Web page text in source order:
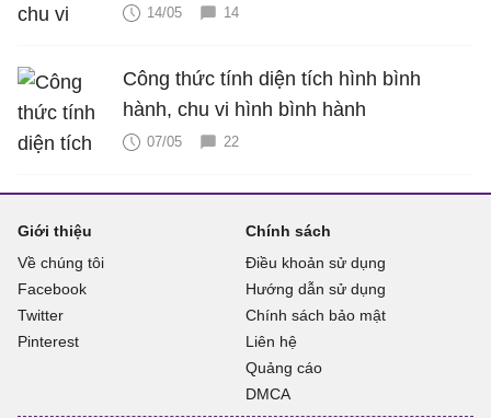
14/05 14
Công thức tính diện tích hình bình
hành, chu vi hình bình hành
07/05 22
Giới thiệu
Về chúng tôi
Facebook
Twitter
Pinterest
Chính sách
Điều khoản sử dụng
Hướng dẫn sử dụng
Chính sách bảo mật
Liên hệ
Quảng cáo
DMCA